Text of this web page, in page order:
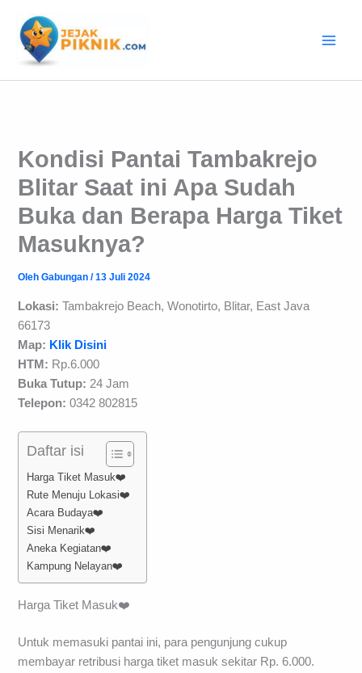
konten
Kondisi Pantai Tambakrejo
Blitar Saat ini Apa Sudah
Buka dan Berapa Harga Tiket
Masuknya?
OlehGabungan/13 Juli 2024
Lokasi:Tambakrejo Beach, Wonotirto, Blitar, East Java
66173
Map: Klik Disini
HTM: Rp.6.000
Buka Tutup: 24 Jam
Telepon:0342 802815
Daftar isi
Harga Tiket Masuk❤️
Rute Menuju Lokasi❤️
Acara Budaya❤️
Sisi Menarik❤️
Aneka Kegiatan❤️
Kampung Nelayan❤️
Harga Tiket Masuk❤️
Untuk memasuki pantai ini, para pengunjung cukup
membayar retribusi harga tiket masuk sekitar Rp. 6.000.